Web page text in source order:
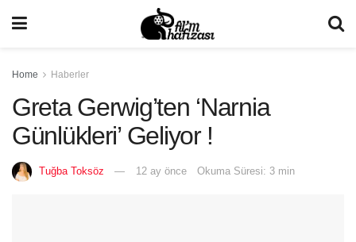
Home Haberler
Greta Gerwig’ten ‘Narnia
Günlükleri’ Geliyor !
Tuğba Toksöz 12 ay önce Okuma Süresi: 3 min